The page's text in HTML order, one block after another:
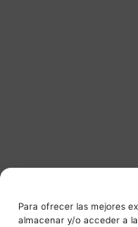
Para ofrecer las mejores
almacenar y/o acceder a